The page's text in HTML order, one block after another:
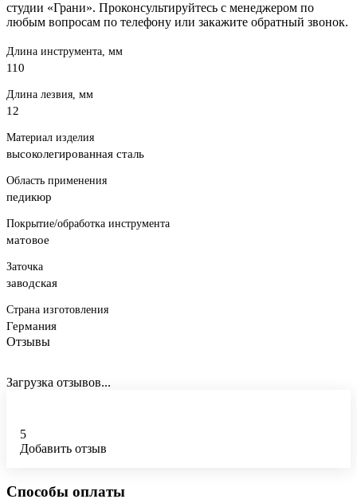
студии «Грани». Проконсультируйтесь с менеджером по
любым вопросам по телефону или закажите обратный звонок.
Длина инструмента, мм
110
Длина лезвия, мм
12
Материал изделия
высоколегированная сталь
Область применения
педикюр
Покрытие/обработка инструмента
матовое
Заточка
заводская
Страна изготовления
Германия
Отзывы
Загрузка отзывов...
5
Добавить отзыв
Способы оплаты